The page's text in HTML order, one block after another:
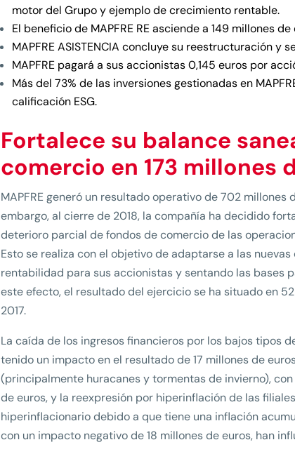
motor del Grupo y ejemplo de crecimiento rentable.
El beneficio de MAPFRE RE asciende a 149 millones de
MAPFRE ASISTENCIA concluye su reestructuración
MAPFRE pagará a sus accionistas 0,145 euros por
Más del 73% de las inversiones gestionadas en
calificación ESG.
Fortalece su balance
comercio en 173 millones
MAPFRE generó un resultado operativo de 702 millones
embargo, al cierre de 2018, la compañía ha decidido
deterioro parcial de fondos de comercio de las
Esto se realiza con el objetivo de adaptarse a las
rentabilidad para sus accionistas y sentando las bases
este efecto, el resultado del ejercicio se ha situado en
2017.
La caída de los ingresos financieros por los bajos tipos
tenido un impacto en el resultado de 17 millones de
(principalmente huracanes y tormentas de invierno),
de euros, y la reexpresión por hiperinflación de las
hiperinflacionario debido a que tiene una inflación
con un impacto negativo de 18 millones de euros, han